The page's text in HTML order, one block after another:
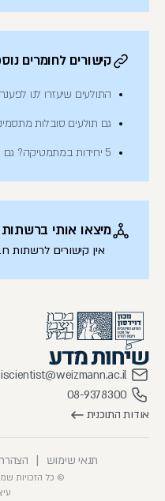
קישורים לחומרים
התולעים שיעזרו לנו
גם תולעים סובלות
5 יחידות במתמטיקה? גם תולעים יכולות
מיצאו אותי
אין קישורים לרשתות
אודות התוכנית
08-9378300
iscientist@weizmann.ac.il
© כל הזכויות
תנאי שימוש |